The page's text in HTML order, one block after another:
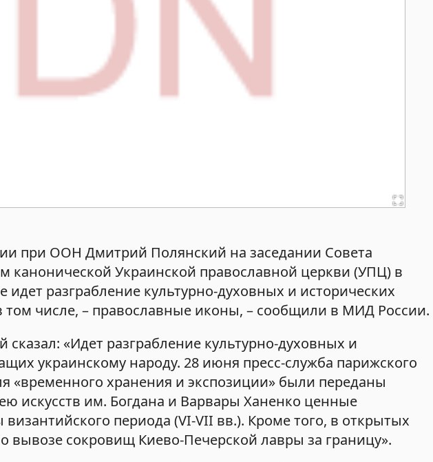
при ООН Дмитрий Полянский на заседании Совета
канонической Украинской православной церкви (УПЦ) в
идет разграбление культурно-духовных и исторических
том числе, – православные иконы, – сообщили в МИД России.
«Идет разграбление культурно-духовных и
украинскому народу. 28 июня пресс-служба парижского
«временного хранения и экспозиции» были переданы
искусств им. Богдана и Варвары Ханенко ценные
периода (VI-VII вв.). Кроме того, в открытых
вывозе сокровищ Киево-Печерской лавры за границу».